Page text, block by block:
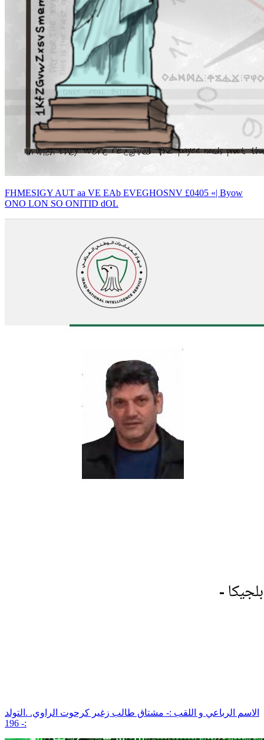
FHMESIGY AUT aa VE EAb EVEGHOSNV £0405 «| Byow
ONO LON SO ONITID dOL
الاسم الرباعي و اللقب :- مشتاق طالب زغير كرحوت الراوي. .التولد
:- 196